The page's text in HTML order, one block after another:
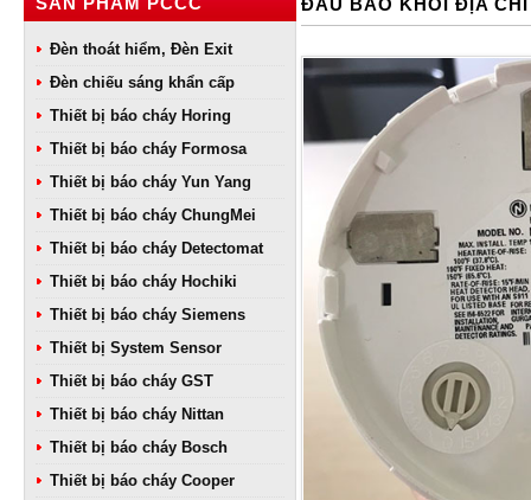
Đèn thoát hiểm, Đèn Exit
Đèn chiếu sáng khẩn cấp
Thiết bị báo cháy Horing
Thiết bị báo cháy Formosa
Thiết bị báo cháy Yun Yang
Thiết bị báo cháy ChungMei
Thiết bị báo cháy Detectomat
Thiết bị báo cháy Hochiki
Thiết bị báo cháy Siemens
Thiết bị System Sensor
Thiết bị báo cháy GST
Thiết bị báo cháy Nittan
Thiết bị báo cháy Bosch
Thiết bị báo cháy Cooper
ĐẦU BÁO KHÓI ĐỊA CHỈ